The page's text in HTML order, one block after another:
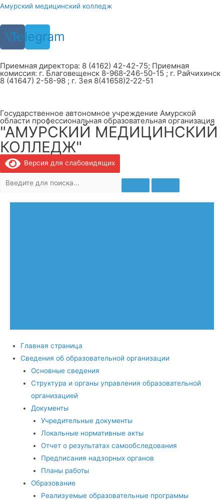
Перейти
содержимому
Амурский медицинский колледж
Vk
Telegram
Приемная директора: 8 (4162) 42-42-75; Приемная
комиссия: г. Благовещенск 8-968-246-50-15 ; г. Райчихинск
8 (41647) 2-58-98 ; г. Зея 8(41658)2-22-51
Государственное автономное учреждение Амурской
области профессиональная образовательная организация
"АМУРСКИЙ МЕДИЦИНСКИЙ
КОЛЛЕДЖ"
Версия для слабовидящих
Главная страница
Сведения об образовательной организации
Основные сведения
Структура и органы управления образовательной
организацией
Документы
Учредительные документы
Локальные нормативные акты
Отчет о результатах самообследования
Предписания надзорных органов
Планы работы
Образование
Реализуемые образовательные программы